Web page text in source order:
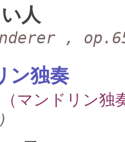
人
,
ン独奏
マンドリン独